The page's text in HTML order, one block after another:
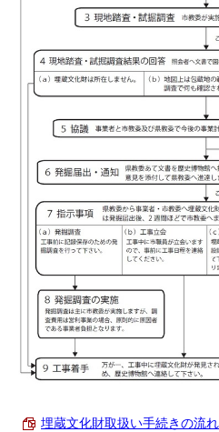
埋蔵文化財取扱い手続きの流